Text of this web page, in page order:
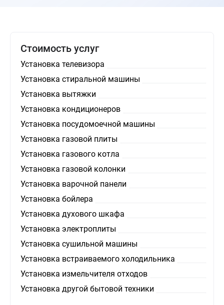
Стоимость услуг
Установка телевизора
Установка стиральной машины
Установка вытяжки
Установка кондиционеров
Установка посудомоечной машины
Установка газовой плиты
Установка газового котла
Установка газовой колонки
Установка варочной панели
Установка бойлера
Установка духового шкафа
Установка электроплиты
Установка сушильной машины
Установка встраиваемого холодильника
Установка измельчителя отходов
Установка другой бытовой техники